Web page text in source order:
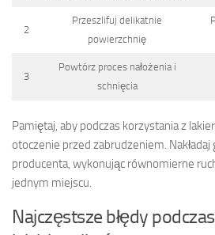
2
Przeszlifuj delikatnie
powierzchnię
3
Powtórz proces nałożenia i
schnięcia
Pamiętaj, aby podczas korzystania z
otoczenie przed zabrudzeniem.
producenta, wykonując równomierne
jednym miejscu.
Najczęstsze błędy